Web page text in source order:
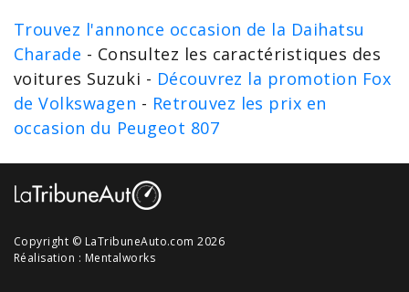
Trouvez l'annonce occasion de la Daihatsu
Charade - Consultez les caractéristiques des
voitures Suzuki - Découvrez la promotion Fox
de Volkswagen - Retrouvez les prix en
occasion du Peugeot 807
Copyright © LaTribuneAuto.com 2026
Réalisation : Mentalworks